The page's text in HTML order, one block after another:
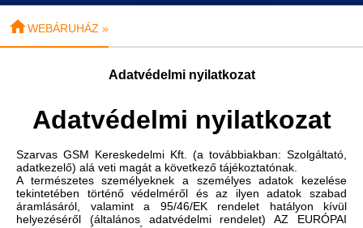
WEBÁRUHÁZ »
Adatvédelmi nyilatkozat
Adatvédelmi nyilatkozat
Szarvas GSM Kereskedelmi Kft. (a továbbiakban: Szolgáltató,
adatkezelő) alá veti magát a következő tájékoztatónak.
A természetes személyeknek a személyes adatok kezelése
tekintetében történő védelméről és az ilyen adatok szabad
áramlásáról, valamint a 95/46/EK rendelet hatályon kívül
helyezéséről (általános adatvédelmi rendelet) AZ EURÓPAI